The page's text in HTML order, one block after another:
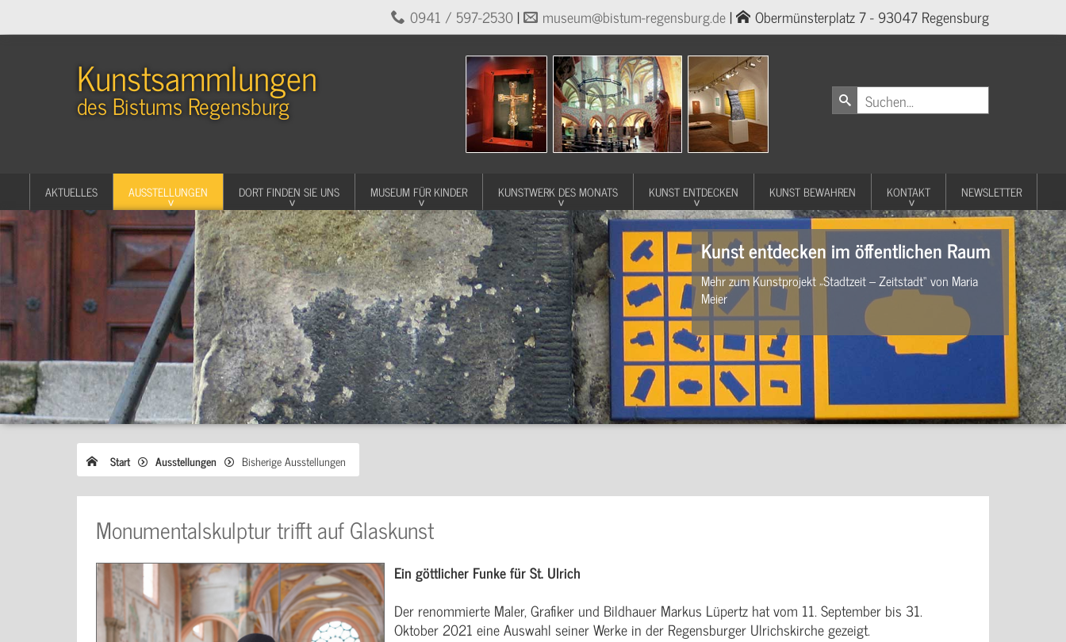
0941 / 597-2530| museum@bistum-regensburg.de| Obermünsterplatz 7 - 93047 Regensburg
Kunstsammlungen
des Bistums Regensburg
AKTUELLES AUSSTELLUNGEN DORT FINDEN SIE UNS MUSEUM FÜR KINDER KUNSTWERK DES MONATS KUNST ENTDECKEN KUNST BEWAHREN KONTAKT NEWSLETTER
Kunst entdecken im öffentlichen Raum
Mehr zum Kunstprojekt „Stadtzeit – Zeitstadt“ von Maria
Meier
Start Ausstellungen Bisherige Ausstellungen
Monumentalskulptur trifft auf Glaskunst
Ein göttlicher Funke für St. Ulrich
Der renommierte Maler, Grafiker und Bildhauer Markus Lüpertz hat vom 11. September bis 31.
Oktober 2021 eine Auswahl seiner Werke in der Regensburger Ulrichskirche gezeigt.